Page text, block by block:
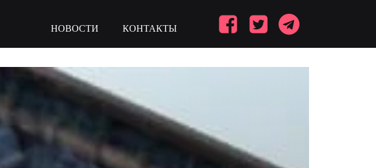
НОВОСТИ КОНТАКТЫ